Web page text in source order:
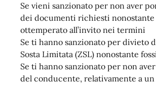
Se vieni sanzionato per non aver
dei documenti richiesti nonostante
ottemperato all’invito nei termini
Se ti hanno sanzionato per divieto
Sosta Limitata (ZSL) nonostante
Se ti hanno sanzionato per non
del conducente, relativamente a